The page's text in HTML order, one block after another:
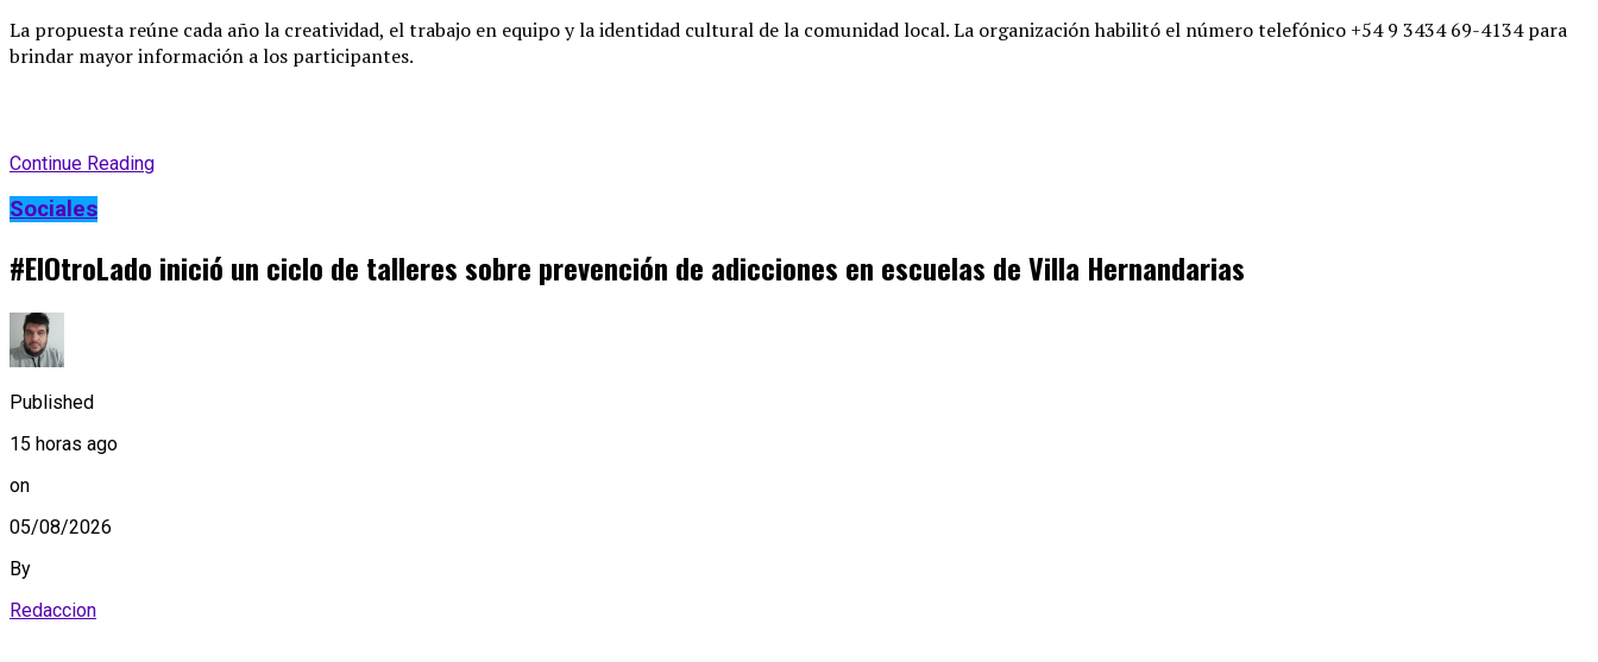
La propuesta reúne cada año la creatividad, el trabajo en equipo y la identidad cultural de la comunidad local. La organización habilitó el número telefónico +54 9 3434 69-4134 para
brindar mayor información a los participantes.
Continue Reading
Sociales
#ElOtroLado inició un ciclo de talleres sobre prevención de adicciones en escuelas de Villa Hernandarias
Published
15 horas ago
on
05/08/2026
By
Redaccion